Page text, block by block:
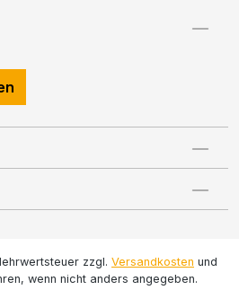
zzgl. Versandkosten und
wenn nicht anders angegeben.